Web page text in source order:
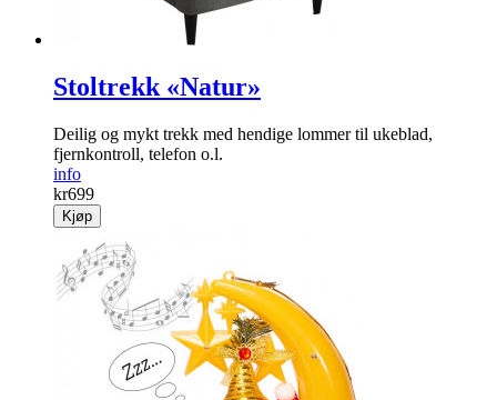
Stoltrekk «Natur»
Deilig og mykt trekk med hendige lommer til ukeblad,
fjernkontroll, telefon o.l.
info
kr699
Kjøp